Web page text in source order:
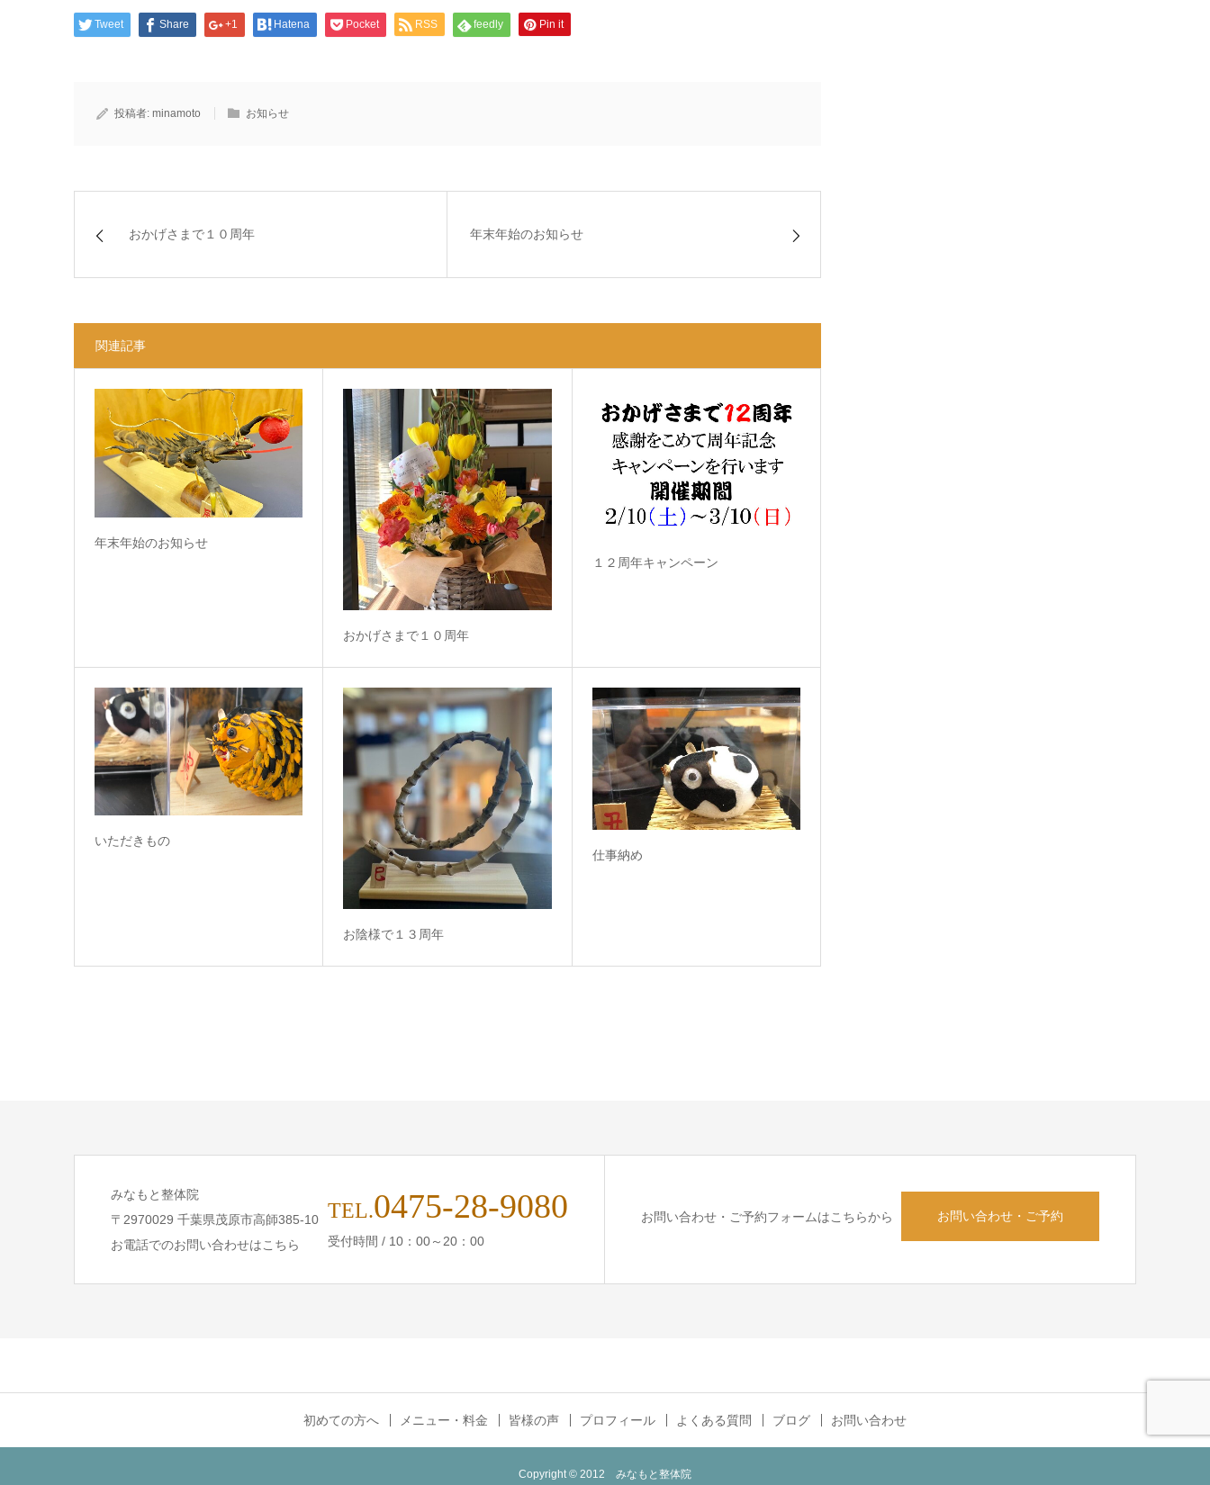
Tweet Share +1 Hatena Pocket RSS feedly Pin it
投稿者: minamoto お知らせ
おかげさまで１０周年 年末年始のお知らせ
関連記事
年末年始のお知らせ
おかげさまで１０周年
１２周年キャンペーン
いただきもの
お陰様で１３周年
仕事納め
みなもと整体院
〒2970029 千葉県茂原市高師385-10
お電話でのお問い合わせはこちら
TEL.0475-28-9080
受付時間 / 10：00～20：00
お問い合わせ・ご予約フォームはこちらから お問い合わせ・ご予約
初めての方へ メニュー・料金 皆様の声 プロフィール よくある質問 ブログ お問い合わせ
Copyright © 2012 みなもと整体院